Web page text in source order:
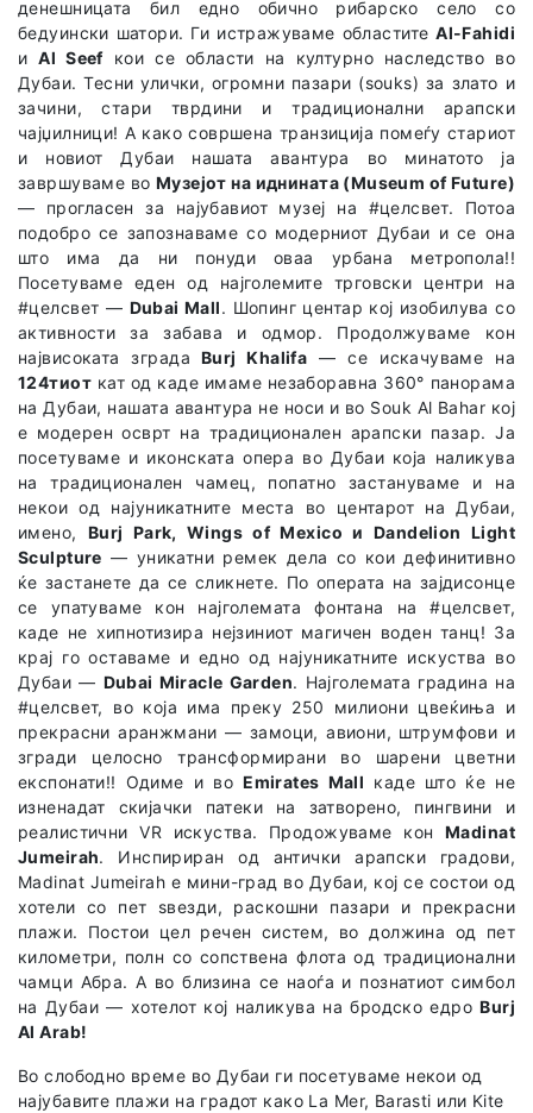
денешницата бил едно обично рибарско село со
бедуински шатори. Ги истражуваме областитеAl-Fahidi
иAl Seefкои се области на културно наследство во
Дубаи. Тесни улички, огромни пазари (souks) за злато и
зачини, стари тврдини и традиционални арапски
чајџилници! А како совршена транзиција помеѓу стариот
и новиот Дубаи нашата авантура во минатото ја
завршуваме во Музејот на иднината (Museum of Future)
— прогласен за најубавиот музеј на #целсвет. Потоа
подобро се запознаваме со модерниот Дубаи и се она
што има да ни понуди оваа урбана метропола!!
Посетуваме еден од најголемите трговски центри на
#целсвет — Dubai Mall. Шопинг центар кој изобилува со
активности за забава и одмор. Продолжуваме кон
највисоката зграда Burj Khalifa — се искачуваме на
124тиоткат од каде имаме незаборавна 360° панорама
на Дубаи, нашата авантура не носи и во Souk Al Bahar кој
е модерен осврт на традиционален арапски пазар. Ја
посетуваме и иконската опера во Дубаи која наликува
на традиционален чамец, попатно застануваме и на
некои од најуникатните места во центарот на Дубаи,
имено, Burj Park, Wings of Mexico и Dandelion Light
Sculpture — уникатни ремек дела со кои дефинитивно
ќе застанете да се сликнете. По операта на зајдисонце
се упатуваме кон најголемата фонтана на #целсвет,
каде не хипнотизира нејзиниот магичен воден танц! За
крај го оставаме и едно од најуникатните искуства во
Дубаи — Dubai Miracle Garden. Најголемата градина на
#целсвет, во која има преку 250 милиони цвеќиња и
прекрасни аранжмани — замоци, авиони, штрумфови и
згради целосно трансформирани во шарени цветни
експонати!! Одиме и воEmirates Mall каде што ќе не
изненадат скијачки патеки на затворено, пингвини и
реалистични VR искуства. Продожуваме конMadinat
Jumeirah. Инспириран од антички арапски градови,
Madinat Jumeirah е мини-град во Дубаи, кој се состои од
хотели со пет ѕвезди, раскошни пазари и прекрасни
плажи. Постои цел речен систем, во должина од пет
километри, полн со сопствена флота од традиционални
чамци Абра. А во близина се наоѓа и познатиот симбол
на Дубаи — хотелот кој наликува на бродско едроBurj
Al Arab!
Во слободно време во Дубаи ги посетуваме некои од
најубавите плажи на градот како La Mer, Barasti или Kite